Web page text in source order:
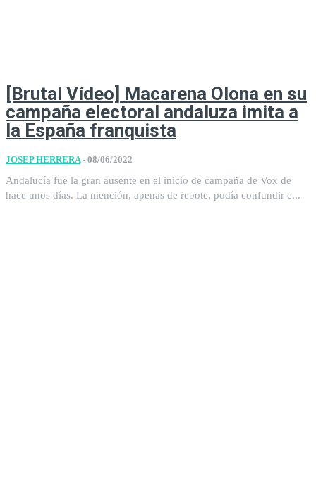
[Brutal Vídeo] Macarena Olona en su
campaña electoral andaluza imita a
la España franquista
JOSEP HERRERA - 08/06/2022
Andalucía fue la gran ausente en el inicio de campaña de Vox de
hace unos días. La mención, apenas de rebote, podía confundir e...